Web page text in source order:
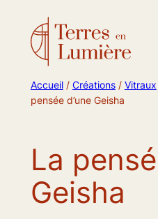
Accueil/ Créations/ Vitraux
pensée d’une Geisha
La
Geisha